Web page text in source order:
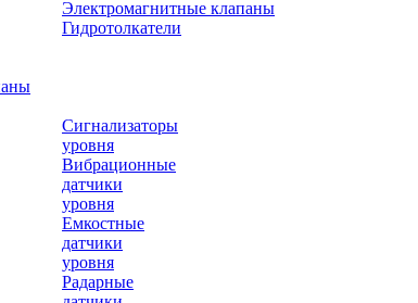
Электромагнитные клапаны
Гидротолкатели
Сигнализаторы
уровня
Вибрационные
датчики
уровня
Емкостные
датчики
уровня
Радарные